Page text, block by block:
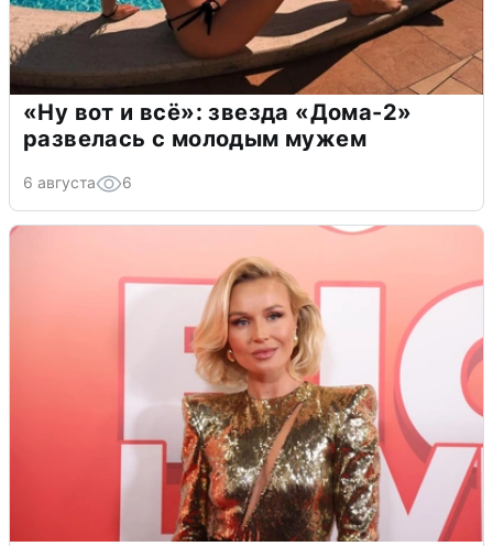
«Ну вот и всё»: звезда «Дома-2»
развелась с молодым мужем
6 августа 6